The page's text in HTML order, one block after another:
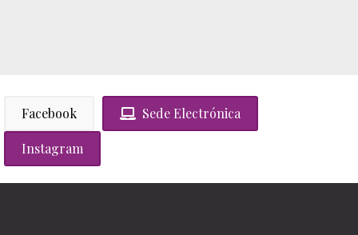
Facebook Sede Electrónica
Instagram